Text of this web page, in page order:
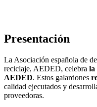
Presentación
La Asociación española de
reciclaje, AEDED, celebra la
AEDED. Estos galardones
calidad ejecutados y
proveedoras.